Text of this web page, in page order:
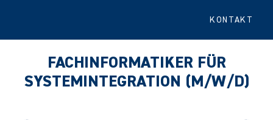
KONTAKT
FACHINFORMATIKER FÜR
SYSTEMINTEGRATION (M/W/D)